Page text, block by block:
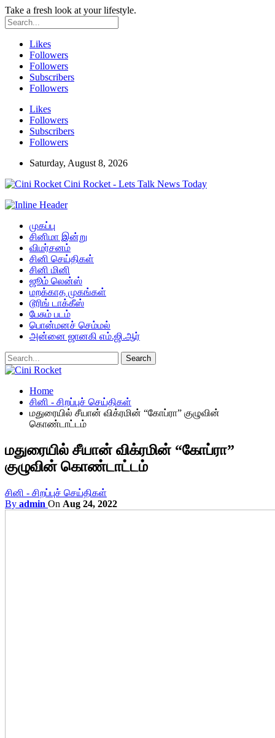
Take a fresh look at your lifestyle.
Likes
Followers
Followers
Subscribers
Followers
Likes
Followers
Subscribers
Followers
Saturday, August 8, 2026
Cini Rocket - Lets Talk News Today
முகப்பு
சினிமா இன்று
விமர்சனம்
சினி செய்திகள்
சினி மினி
ஜூம் லென்ஸ்
மறக்காத முகங்கள்
டூரிங் டாக்கீஸ்
பேசும் படம்
பொன்மனச் செம்மல்
அன்னை ஜானகி எம்.ஜி.ஆர்
Home
சினி - சிறப்புச் செய்திகள்
மதுரையில் சீயான் விக்ரமின் “கோப்ரா” குழுவின்
கொண்டாட்டம்
மதுரையில் சீயான் விக்ரமின் “கோப்ரா”
குழுவின் கொண்டாட்டம்
சினி - சிறப்புச் செய்திகள்
By admin On Aug 24, 2022